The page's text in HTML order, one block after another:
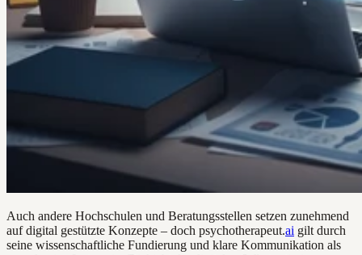
Auch andere Hochschulen und Beratungsstellen setzen zunehmend
auf digital gestützte Konzepte – doch psychotherapeut.ai gilt durch
seine wissenschaftliche Fundierung und klare Kommunikation als